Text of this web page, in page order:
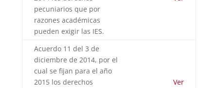
pecuniarios que por
razones académicas
pueden exigir las IES.
Acuerdo 11 del 3 de
diciembre de 2014, por el
cual se fijan para el año
2015 los derechos
Ver